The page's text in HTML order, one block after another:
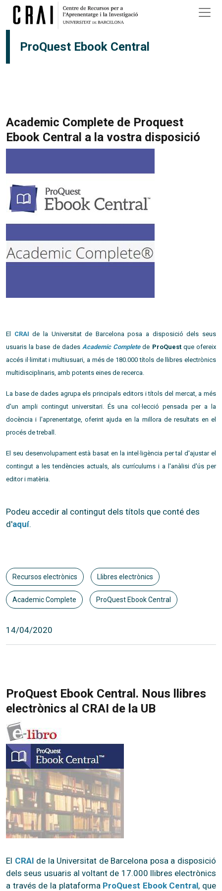
Vés al contingut
ProQuest Ebook Central
Academic Complete de Proquest
Ebook Central a la vostra disposició
El CRAI de la Universitat de Barcelona posa a disposició dels seus
usuaris la base de dades Academic Completede ProQuestque ofereix
accés il·limitat i multiusuari, a més de 180.000 títols de llibres electrònics
multidisciplinaris, amb potents eines de recerca.
La base de dades agrupa els principals editors i títols del mercat, a més
d'un ampli contingut universitari. És una col·lecció pensada per a la
docència i l'aprenentatge, oferint ajuda en la millora de resultats en el
procés de treball.
El seu desenvolupament està basat en la intel·ligència per tal d'ajustar el
contingut a les tendències actuals, als currículums i a l'anàlisi d'ús per
editor i matèria.
Podeu accedir al contingut dels títols que conté des
d'aquí.
Recursos electrònics Llibres electrònics
Academic Complete ProQuest Ebook Central
14/04/2020
ProQuest Ebook Central. Nous llibres
electrònics al CRAI de la UB
El CRAI de la Universitat de Barcelona posa a disposició
dels seus usuaris al voltant de 17.000 llibres electrònics
a través de la plataforma ProQuest Ebook Central, que